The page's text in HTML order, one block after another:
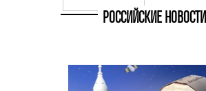
РОССИЙСКИЕ НОВОСТИ